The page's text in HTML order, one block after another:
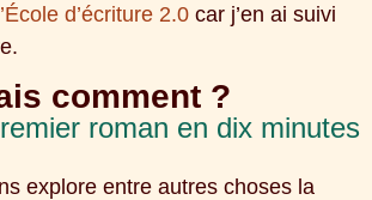
d’écriture 2.0 car j’en ai suivi
comment ?
roman en dix minutes
explore entre autres choses la